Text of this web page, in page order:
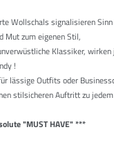
Wollschals signalisieren
Mut zum eigenen Stil,
Klassiker, wirken
!
lässige Outfits oder
stilsicheren Auftritt zu
"MUST HAVE" ***